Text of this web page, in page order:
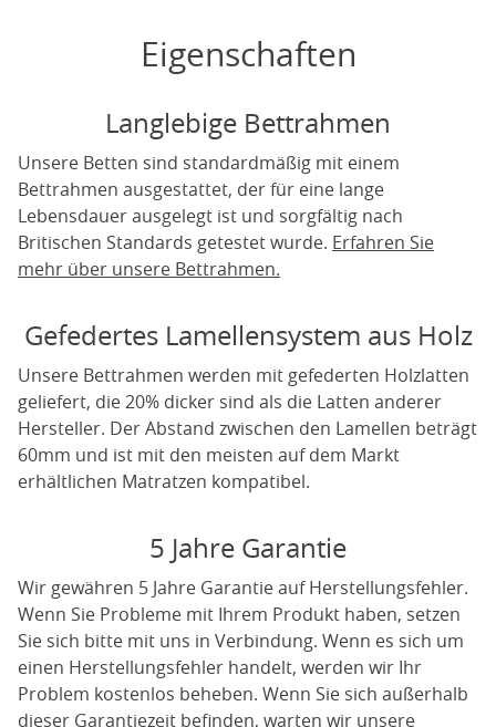
Eigenschaften
Langlebige Bettrahmen
Unsere Betten sind standardmäßig mit einem
Bettrahmen ausgestattet, der für eine lange
Lebensdauer ausgelegt ist und sorgfältig nach
Britischen Standards getestet wurde. Erfahren Sie
mehr über unsere Bettrahmen.
Gefedertes Lamellensystem aus Holz
Unsere Bettrahmen werden mit gefederten Holzlatten
geliefert, die 20% dicker sind als die Latten anderer
Hersteller. Der Abstand zwischen den Lamellen beträgt
60mm und ist mit den meisten auf dem Markt
erhältlichen Matratzen kompatibel.
5 Jahre Garantie
Wir gewähren 5 Jahre Garantie auf Herstellungsfehler.
Wenn Sie Probleme mit Ihrem Produkt haben, setzen
Sie sich bitte mit uns in Verbindung. Wenn es sich um
einen Herstellungsfehler handelt, werden wir Ihr
Problem kostenlos beheben. Wenn Sie sich außerhalb
dieser Garantiezeit befinden, warten wir unsere